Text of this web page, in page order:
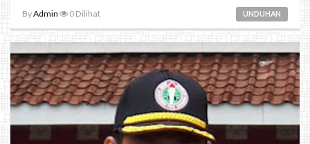
ByAdmin 0 Dilihat UNDUHAN